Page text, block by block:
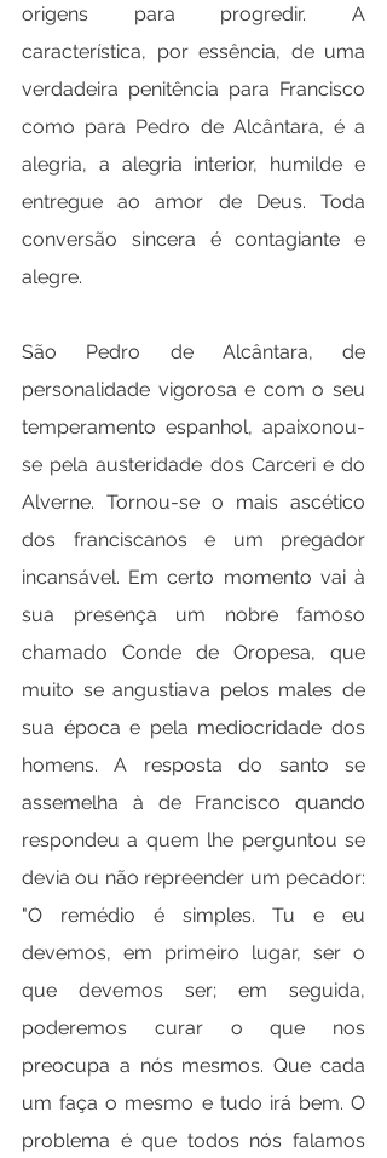
origens para progredir. A
característica, por essência, de uma
verdadeira penitência para Francisco
como para Pedro de Alcântara, é a
alegria, a alegria interior, humilde e
entregue ao amor de Deus. Toda
conversão sincera é contagiante e
alegre.
São Pedro de Alcântara, de
personalidade vigorosa e com o seu
temperamento espanhol, apaixonou-
se pela austeridade dos Carceri e do
Alverne. Tornou-se o mais ascético
dos franciscanos e um pregador
incansável. Em certo momento vai à
sua presença um nobre famoso
chamado Conde de Oropesa, que
muito se angustiava pelos males de
sua época e pela mediocridade dos
homens. A resposta do santo se
assemelha à de Francisco quando
respondeu a quem lhe perguntou se
devia ou não repreender um pecador:
"O remédio é simples. Tu e eu
devemos, em primeiro lugar, ser o
que devemos ser; em seguida,
poderemos curar o que nos
preocupa a nós mesmos. Que cada
um faça o mesmo e tudo irá bem. O
problema é que todos nós falamos